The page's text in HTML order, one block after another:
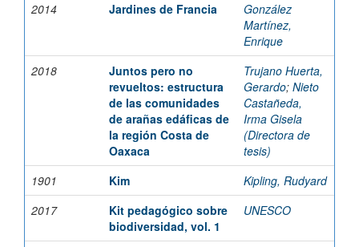
2014
Jardines de Francia
González
Martínez,
Enrique
2018
Juntos pero no
revueltos: estructura
de las comunidades
de arañas edáficas de
la región Costa de
Oaxaca
Trujano Huerta,
Gerardo; Nieto
Castañeda,
Irma Gisela
(Directora de
tesis)
1901
Kim
Kipling, Rudyard
2017
Kit pedagógico sobre
biodiversidad, vol. 1
UNESCO